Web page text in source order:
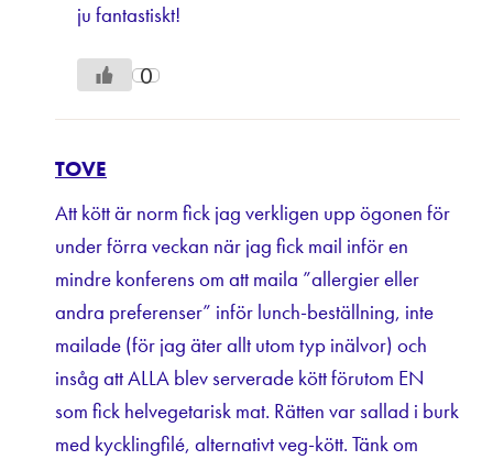
ju fantastiskt!
0
TOVE
Att kött är norm fick jag verkligen upp ögonen för
under förra veckan när jag fick mail inför en
mindre konferens om att maila ”allergier eller
andra preferenser” inför lunch-beställning, inte
mailade (för jag äter allt utom typ inälvor) och
insåg att ALLA blev serverade kött förutom EN
som fick helvegetarisk mat. Rätten var sallad i burk
med kycklingfilé, alternativt veg-kött. Tänk om